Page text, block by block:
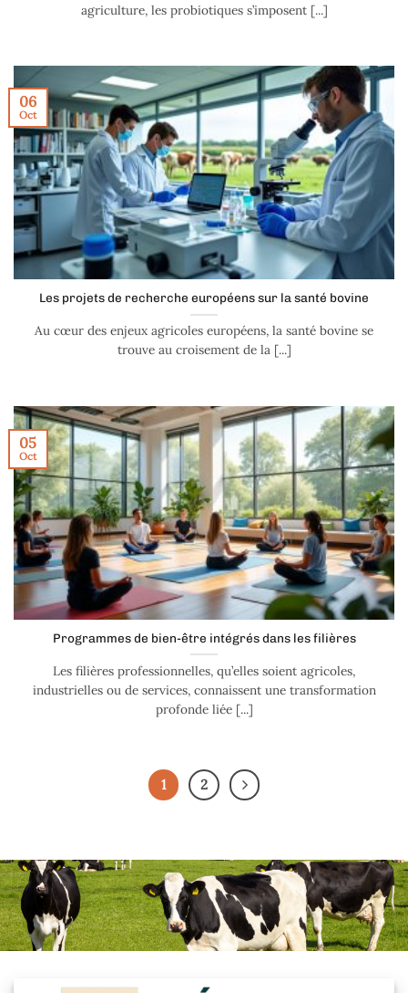
agriculture, les probiotiques s’imposent [...]
Les projets de recherche européens sur la santé bovine
Au cœur des enjeux agricoles européens, la santé bovine se
trouve au croisement de la [...]
06
Oct
Programmes de bien-être intégrés dans les filières
Les filières professionnelles, qu’elles soient agricoles,
industrielles ou de services, connaissent une transformation
profonde liée [...]
05
Oct
1 2